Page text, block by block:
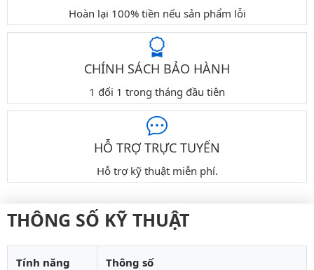
Hoàn lại 100% tiền nếu sản phẩm lỗi
CHÍNH SÁCH BẢO HÀNH
1 đổi 1 trong tháng đầu tiên
HỖ TRỢ TRỰC TUYẾN
Hỗ trợ kỹ thuật miễn phí.
THÔNG SỐ KỸ THUẬT
Tính năng Thông số